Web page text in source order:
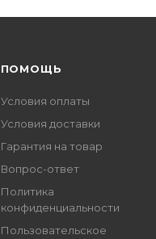
ПОМОЩЬ
Условия оплаты
Условия доставки
Гарантия на товар
Вопрос-ответ
Политика
конфиденциальности
Пользовательское